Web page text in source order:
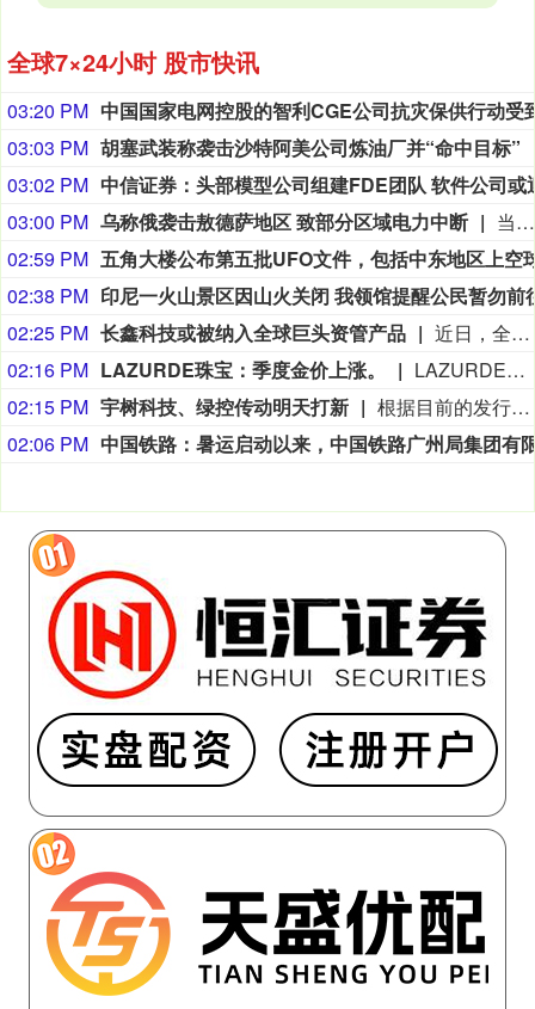
全球7×24小时 股市快讯
03:20 PM
03:03 PM 胡塞武装称袭击沙特阿美公司炼油厂并“命中目标”
03:02 PM
03:00 PM 乌称俄袭击敖德萨地区 致部分区域电力中断
当地时间8月9日，敖德萨电力公司发布消息称，凌晨俄罗斯对敖德萨地区发动袭击后，当地出现停电情况，部分区域电力供应中断。目前抢修工作已开展，供电恢复作业正在推进。俄罗斯方面对此暂无回应。
02:59 PM
02:38 PM
02:25 PM 长鑫科技或被纳入全球巨头资管产品
近日，全球资产管理机构范达高级产品经理John Patrick Lee透露，美国机构投资者开始布局中国半导体，最早或于9月底将长鑫科技纳入范达旗下ETF。 范达成立于1955年，总部位于纽约，是一家由创始家族持有的全球资产管理公司，在纽约、上海、法兰克福、苏黎世、阿姆斯特丹、伦敦、悉尼等地设有办公室，旗下产品涵盖ETF、共同基金（公募基金）和专户等。其在中国拥有私募机构范达私募基金管理（上海）有限公司。 截至2026年6月30日，范达全球管理资产规模约2374亿美元。它管理着全球规模最大的半导体ETF——SMH，截至8月初，该基金总净资产约700亿美元。今年6月，范达(VanEck)在美国推出首只聚焦中国半导体的ETF——SMHC。（中国基金报）
02:16 PM LAZURDE珠宝：季度金价上涨。
LAZURDE珠宝：季度金价上涨。
02:15 PM 宇树科技、绿控传动明天打新
根据目前的发行安排，下周有4只新股申购，科创板2只，创业板、北交所各有1只。日程安排上，周一（8月10日）可申购科创板新股宇树科技、创业板新股绿控传动、北交所新股双英集团，周五（8月14日）可申购科创板新股高凯技术。
02:06 PM